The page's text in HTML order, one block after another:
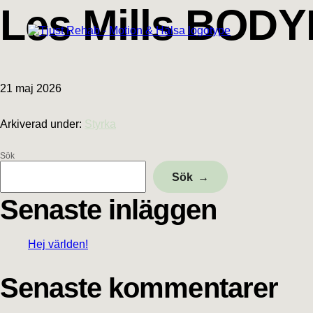
till
huvudnavigering
till
huvudinnehåll
till
det
primära
till
sidfot
Les Mills
21 maj 2026
Arkiverad under: Styrka
Primärt
sidofält
Sök
Sök
Senaste inläggen
Hej världen!
Senaste kommentarer